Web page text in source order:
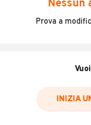
Incidenti in cui è
Data e luogo
Inserisci il numero di
Nessun
Prova a
INIZIA